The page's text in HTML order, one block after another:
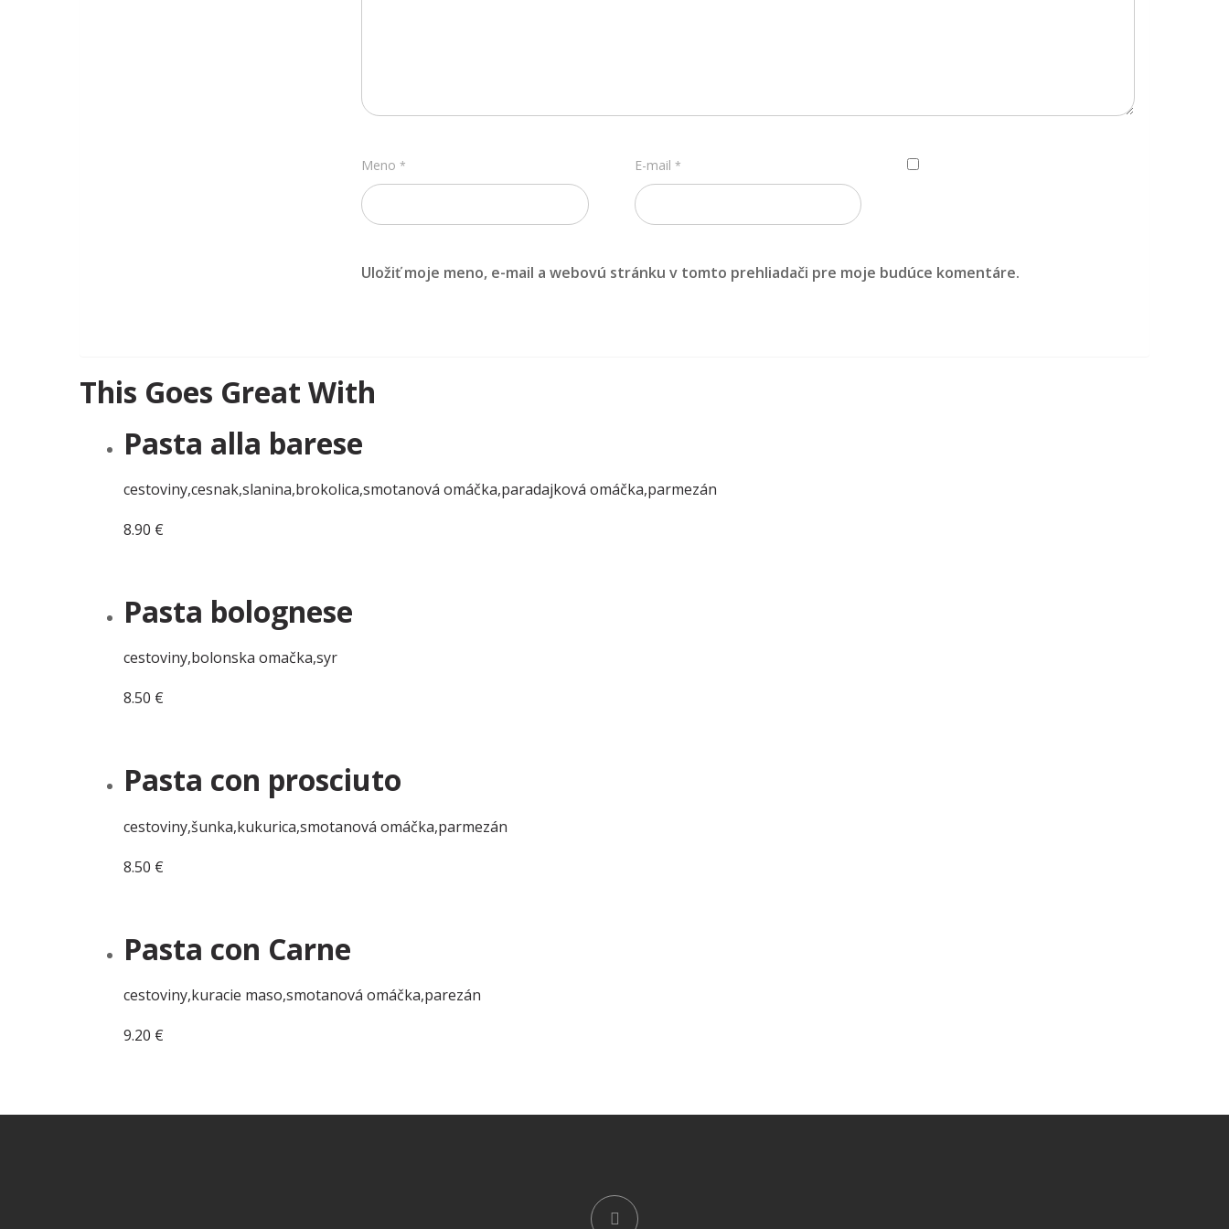
Meno * E-mail *
Uložiť moje meno, e-mail a webovú stránku v tomto prehliadači pre moje budúce komentáre.
This Goes Great With
Pasta alla barese
cestoviny,cesnak,slanina,brokolica,smotanová omáčka,paradajková omáčka,parmezán
8.90 €
Pasta bolognese
cestoviny,bolonska omačka,syr
8.50 €
Pasta con prosciuto
cestoviny,šunka,kukurica,smotanová omáčka,parmezán
8.50 €
Pasta con Carne
cestoviny,kuracie maso,smotanová omáčka,parezán
9.20 €